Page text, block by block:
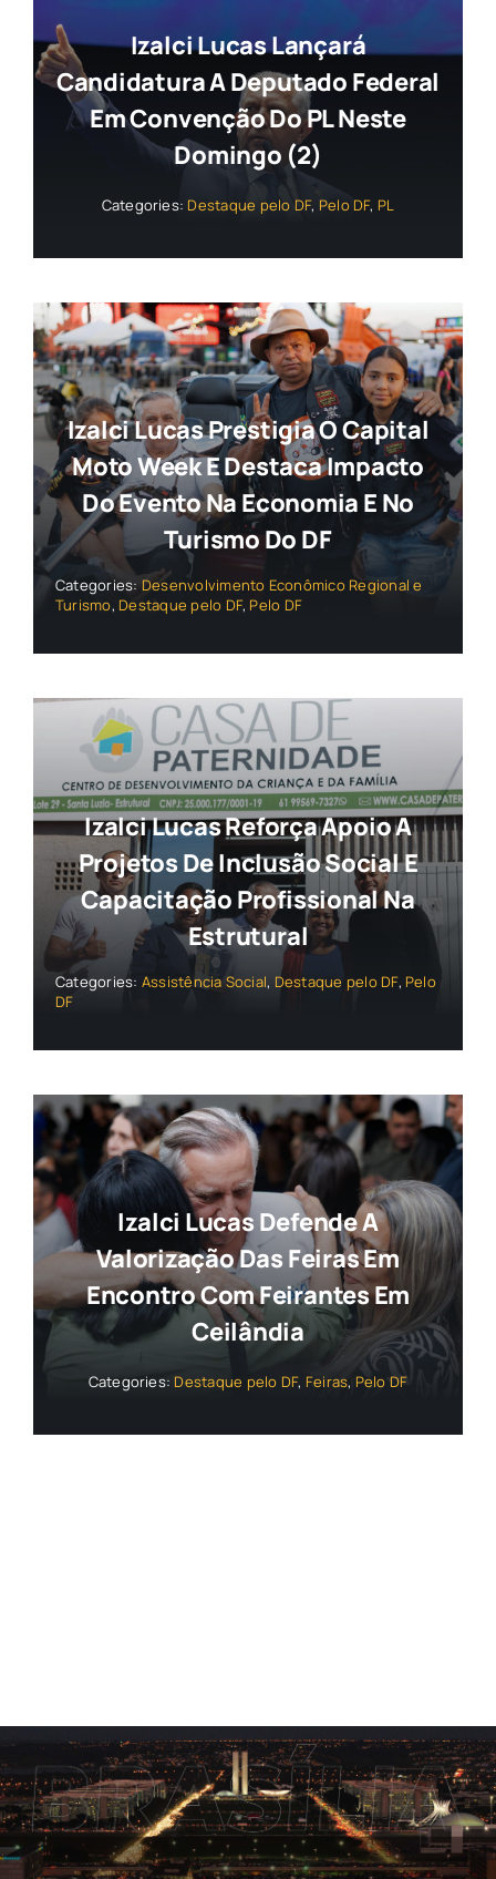
Izalci Lucas Lançará
Candidatura A Deputado Federal
Em Convenção Do PL Neste
Domingo (2)
Categories: Destaque pelo DF, Pelo DF, PL
Izalci Lucas Prestigia O Capital
Moto Week E Destaca Impacto
Do Evento Na Economia E No
Turismo Do DF
Categories: Desenvolvimento Econômico Regional e
Turismo, Destaque pelo DF, Pelo DF
Izalci Lucas Reforça Apoio A
Projetos De Inclusão Social E
Capacitação Profissional Na
Estrutural
Categories: Assistência Social, Destaque pelo DF, Pelo
DF
Izalci Lucas Defende A
Valorização Das Feiras Em
Encontro Com Feirantes Em
Ceilândia
Categories: Destaque pelo DF, Feiras, Pelo DF